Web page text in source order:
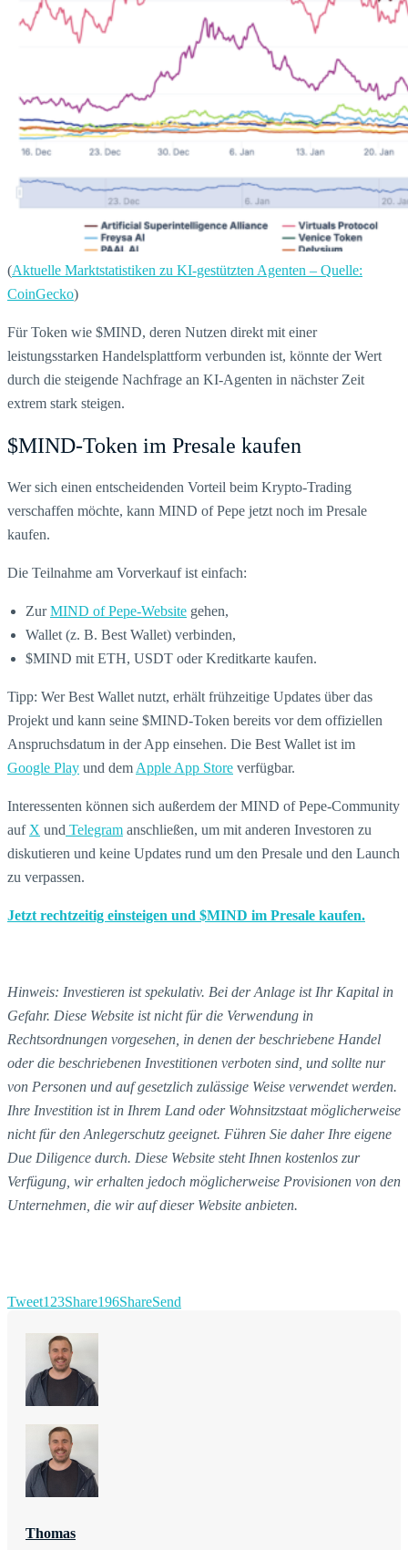
(Aktuelle Marktstatistiken zu KI-gestützten Agenten – Quelle:
CoinGecko)
Für Token wie $MIND, deren Nutzen direkt mit einer
leistungsstarken Handelsplattform verbunden ist, könnte der Wert
durch die steigende Nachfrage an KI-Agenten in nächster Zeit
extrem stark steigen.
$MIND-Token im Presale kaufen
Wer sich einen entscheidenden Vorteil beim Krypto-Trading
verschaffen möchte, kann MIND of Pepe jetzt noch im Presale
kaufen.
Die Teilnahme am Vorverkauf ist einfach:
ZurMIND of Pepe-Website gehen,
Wallet (z. B. Best Wallet) verbinden,
$MIND mit ETH, USDT oder Kreditkarte kaufen.
Tipp: Wer Best Wallet nutzt, erhält frühzeitige Updates über das
Projekt und kann seine $MIND-Token bereits vor dem offiziellen
Anspruchsdatum in der App einsehen. Die Best Wallet ist im
Google Play und dem Apple App Store verfügbar.
Interessenten können sich außerdem der MIND of Pepe-Community
auf X und Telegram anschließen, um mit anderen Investoren zu
diskutieren und keine Updates rund um den Presale und den Launch
zu verpassen.
Jetzt rechtzeitig einsteigen und $MIND im Presale kaufen.
Hinweis: Investieren ist spekulativ. Bei der Anlage ist Ihr Kapital in
Gefahr. Diese Website ist nicht für die Verwendung in
Rechtsordnungen vorgesehen, in denen der beschriebene Handel
oder die beschriebenen Investitionen verboten sind, und sollte nur
von Personen und auf gesetzlich zulässige Weise verwendet werden.
Ihre Investition ist in Ihrem Land oder Wohnsitzstaat möglicherweise
nicht für den Anlegerschutz geeignet. Führen Sie daher Ihre eigene
Due Diligence durch. Diese Website steht Ihnen kostenlos zur
Verfügung, wir erhalten jedoch möglicherweise Provisionen von den
Unternehmen, die wir auf dieser Website anbieten.
Tweet123Share196ShareSend
Thomas